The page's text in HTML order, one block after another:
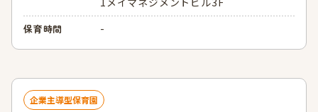
保育時間 -
企業主導型保育園